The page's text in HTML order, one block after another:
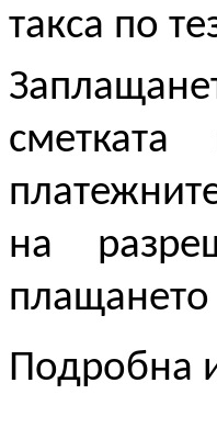
такса по
на
плащането
Подробна